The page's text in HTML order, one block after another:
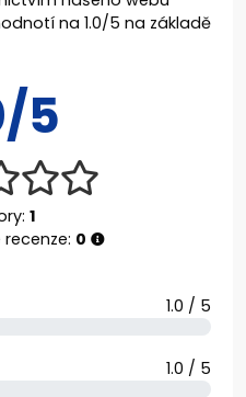
na 1.0/5 na základě
5
1
0
1.0 / 5
1.0 / 5